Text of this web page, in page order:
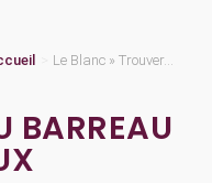
Le Blanc » Trouver...
BARREAU